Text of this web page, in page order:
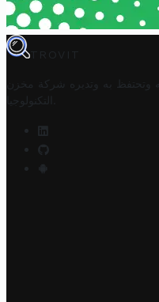
TROVIT
وتحتفظ به وتديره
شركة مخزن
التكنولوجيا